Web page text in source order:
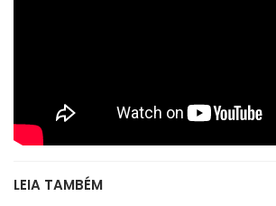
LEIA TAMBÉM